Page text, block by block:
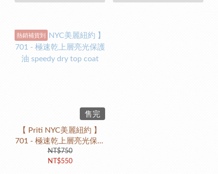
熱銷補貨到
售完
【 Priti NYC美麗紐約 】
701 - 極速乾上層亮光保護
油 speedy dry top coat
NT$750
NT$550